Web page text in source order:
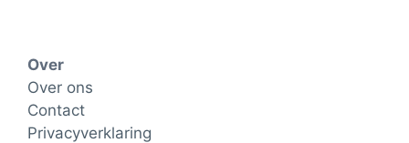
Over
Over ons
Contact
Privacyverklaring